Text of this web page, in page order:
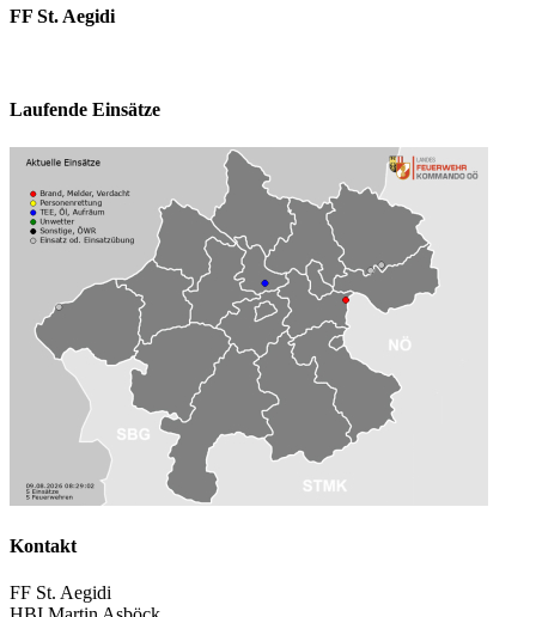
FF St. Aegidi
Laufende Einsätze
Kontakt
FF St. Aegidi